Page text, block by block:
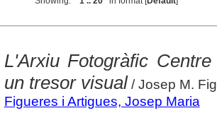
L'Arxiu Fotogràfic
un tresor visual/ Josep M.
Figueres i Artigues, Josep Maria